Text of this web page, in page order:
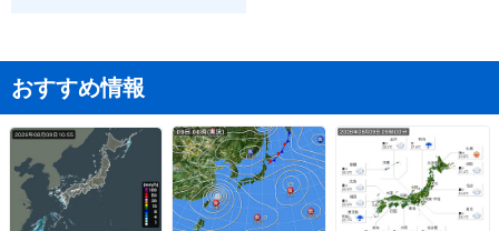
おすすめ情報